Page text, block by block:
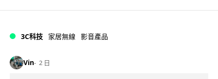
3C科技 家居無線 影音產品
Vin 2 日